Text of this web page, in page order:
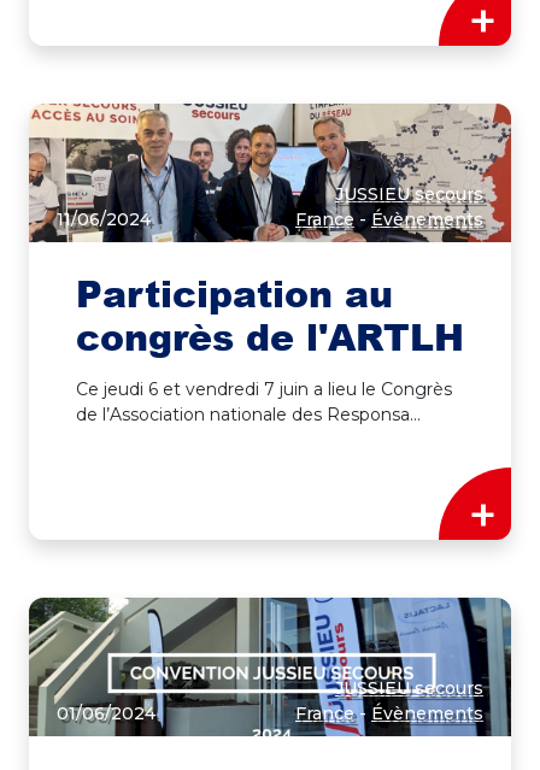
+
11/06/2024
JUSSIEU secours
France-Évènements
Participation au
congrès de l'ARTLH
+
Ce jeudi 6 et vendredi 7 juin a lieu le Congrès
de l’Association nationale des Responsa...
01/06/2024
JUSSIEU secours
France- Évènements